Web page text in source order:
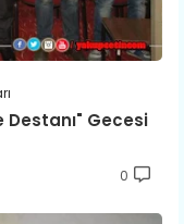
Destanı" Gecesi
0